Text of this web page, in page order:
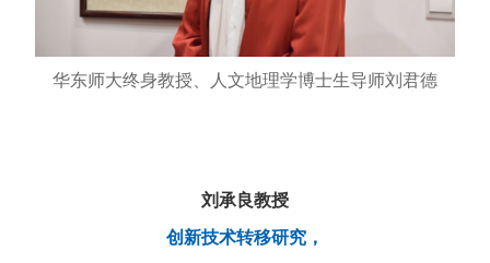
华东师大终身教授、人文地理学博士生导师刘君德
刘承良教授
创新技术转移研究，